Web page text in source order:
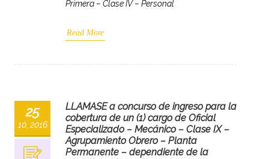
Primera – Clase IV – Personal
Read More
25
10, 2016
LLAMASE a concurso de ingreso para la
cobertura de un (1) cargo de Oficial
Especializado – Mecánico – Clase IX –
Agrupamiento Obrero – Planta
Permanente – dependiente de la